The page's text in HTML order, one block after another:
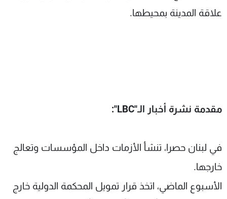
علاقة المدينة بمحيطها.
مقدمة نشرة أخبار الـ"LBC
":
في لبنان حصرا، تنشأ الأزمات داخل المؤسسات وتعالج
خارجها.
الأسبوع الماضي، اتخذ قرار تمويل المحكمة الدولية خارج